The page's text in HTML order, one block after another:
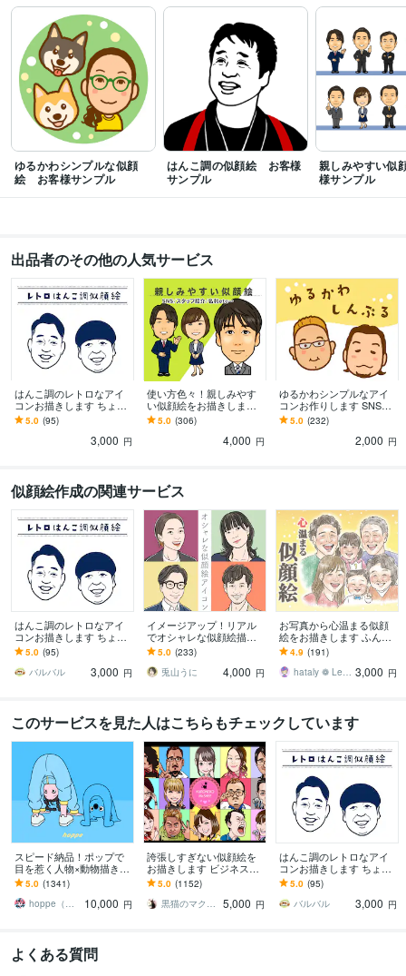
ゆるかわシンプルな似顔
絵 お客様サンプル
はんこ調の似顔絵 お客様
サンプル
親しみやすい似
様サンプル
出品者のその他の人気サービス
はんこ調のレトロなアイ
コンお描きします ちょっ
ぴり懐かしテイストで個
性を出します♪印刷物にも
5.0 (95)
3,000 円
使い方色々！親しみやす
い似顔絵をお描きします
ビジネスにもプライベー
トにも幅広い用途にご活
5.0 (306)
4,000 円
ゆるかわシンプルなアイ
コンお作りします SNS映
えするほっこり似顔絵で
印象アップ♪
5.0 (232)
2,000 円
似顔絵作成の関連サービス
はんこ調のレトロなアイ
コンお描きします ちょっ
ぴり懐かしテイストで個
性を出します♪印刷物にも
◎
5.0 (95)
バルバル
3,000 円
イメージアップ！リアル
でオシャレな似顔絵描き
ます あなたの魅力を最大
限に活かしたシンプルア
イコン
5.0 (233)
兎山うに
4,000 円
お写真から心温まる似顔
絵をお描きします ふんわ
り優しい色鉛筆タッチ♡
大切な日に心に残る贈り
物
4.9 (191)
hataly ❁ Lee／ enme 3,000 円
このサービスを見た人はこちらもチェックしています
スピード納品！ポップで
目を惹く人物×動物描きま
す 挿絵・動画・グッズな
ど鮮やかな配色で個性を
出したい方へ
5.0 (1341)
hoppe（ほっぺ）
10,000 円
誇張しすぎない似顔絵を
お描きします ビジネス、
SNS用アイコン、アバタ
ーなどに！
5.0 (1152)
黒猫のマクシー
5,000 円
はんこ調のレトロなアイ
コンお描きします ちょっ
ぴり懐かしテイストで個
性を出します♪印刷物にも
◎
5.0 (95)
バルバル
3,000 円
よくある質問